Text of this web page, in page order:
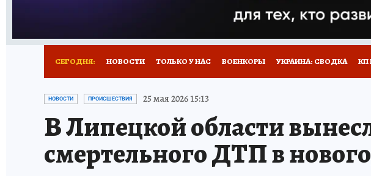
СЕГОДНЯ: НОВОСТИ ТОЛЬКО У НАС ВОЕНКОРЫ УКРАИНА: СВОДКА КП
ИСПЫТАНО НА СЕБЕ
НОВОСТИ ПРОИСШЕСТВИЯ 25 мая 2026 15:13
В Липецкой области
смертельного ДТП в